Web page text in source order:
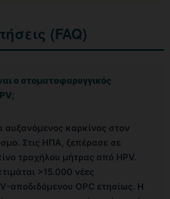
(FAQ)
ο στοματοφαρυγγικός
αυξανόμενος καρκίνος στον
Στις ΗΠΑ, ξεπέρασε σε
τραχήλου μήτρας από HPV.
>15.000 νέες
αποδιδόμενου OPC ετησίως. Η